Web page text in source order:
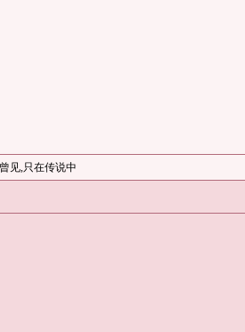
见,只在传说中